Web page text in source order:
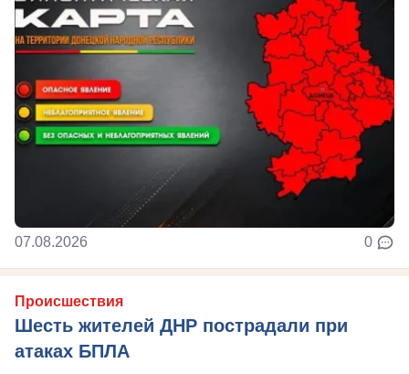
07.08.2026 0
Происшествия
Шесть жителей ДНР пострадали при
атаках БПЛА